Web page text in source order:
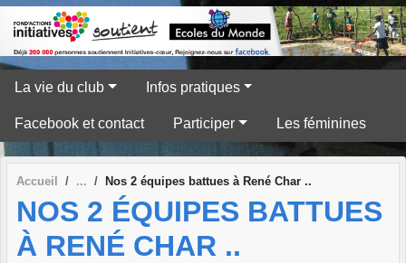
La vie du club Infos pratiques
Facebook et contact Participer Les féminines
Accueil Nos 2 équipes battues à René Char ..
NOS 2 ÉQUIPES BATTUES
À RENÉ CHAR ..